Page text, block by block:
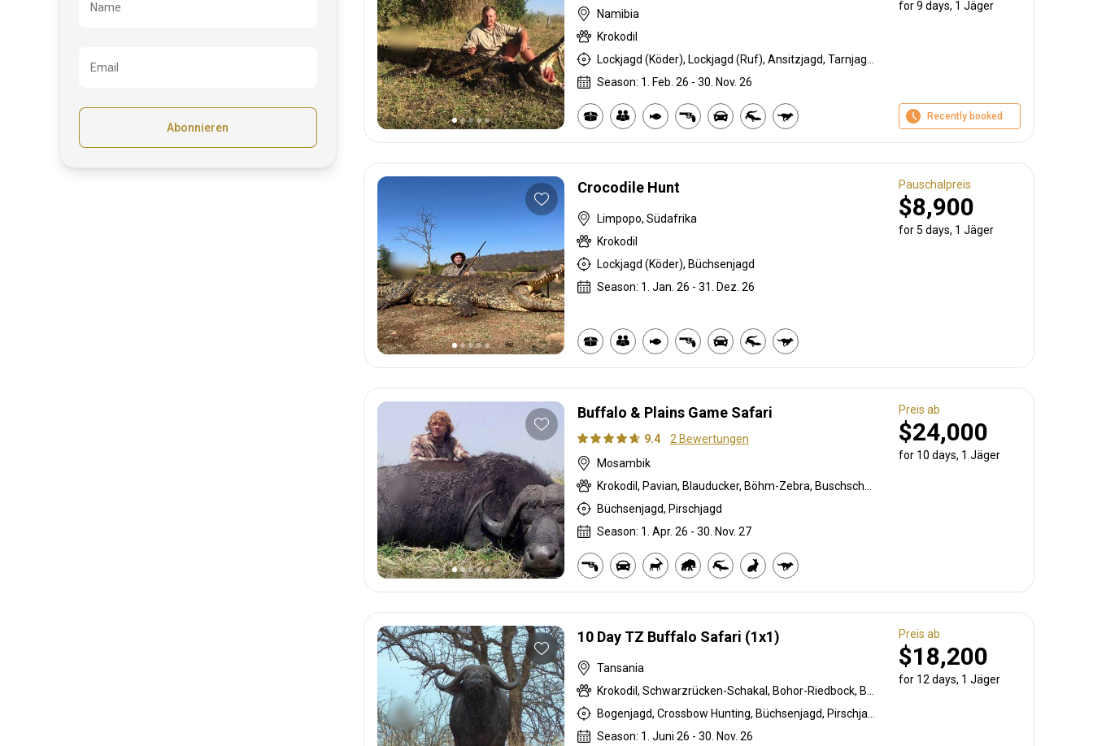
Bezeichnung
Name
Email
Abonnieren
Namibia
Krokodil
Season: 1. Feb. 26 - 30. Nov. 26
for 9 days, 1 Jäger
Recently booked
Crocodile Hunt
Limpopo, Südafrika
Krokodil
Lockjagd (Köder), Büchsenjagd
Season: 1. Jan. 26 - 31. Dez. 26
Pauschalpreis
$8,900
for 5 days, 1 Jäger
Buffalo & Plains Game Safari
9.4
2 Bewertungen
Mosambik
Büchsenjagd, Pirschjagd
Season: 1. Apr. 26 - 30. Nov. 27
Preis ab
$24,000
for 10 days, 1 Jäger
10 Day TZ Buffalo Safari (1x1)
Tansania
Season: 1. Juni 26 - 30. Nov. 26
Preis ab
$18,200
for 12 days, 1 Jäger